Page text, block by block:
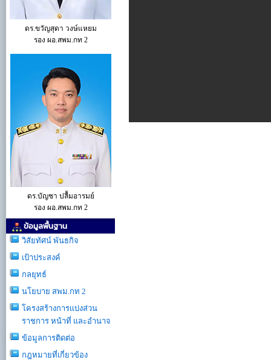
ดร.ขวัญสุดา วงษ์แหยม
รอง ผอ.สพม.กท 2
ดร.บัญชา ปลื้มอารมย์
รอง ผอ.สพม.กท 2
ข้อมูลพื้นฐาน
วิสัยทัศน์ พันธกิจ
เป้าประสงค์
กลยุทธ์
นโยบาย สพม.กท 2
โครงสร้างการเเบ่งส่วน
ราชการ หน้าที่ และอำนาจ
ข้อมูลการติดต่อ
กฎหมายที่เกี่ยวข้อง